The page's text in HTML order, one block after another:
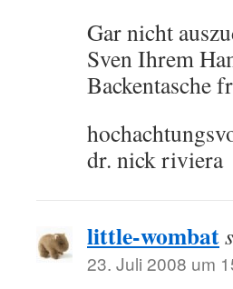
Gar nicht
Sven Ihrem
Backentasche
dr. nick riviera
little-wombat
23. Juli 2008 um